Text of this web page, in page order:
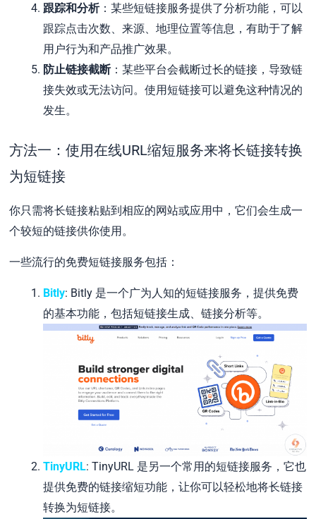
跟踪和分析：某些短链接服务提供了分析功能，可以
跟踪点击次数、来源、地理位置等信息，有助于了解
用户行为和产品推广效果。
防止链接截断：某些平台会截断过长的链接，导致链
接失效或无法访问。使用短链接可以避免这种情况的
发生。
方法一：使用在线URL缩短服务来将长链接转换
为短链接
你只需将长链接粘贴到相应的网站或应用中，它们会生成一
个较短的链接供你使用。
一些流行的免费短链接服务包括：
Bitly: Bitly 是一个广为人知的短链接服务，提供免费
的基本功能，包括短链接生成、链接分析等。
TinyURL: TinyURL 是另一个常用的短链接服务，它也
提供免费的链接缩短功能，让你可以轻松地将长链接
转换为短链接。